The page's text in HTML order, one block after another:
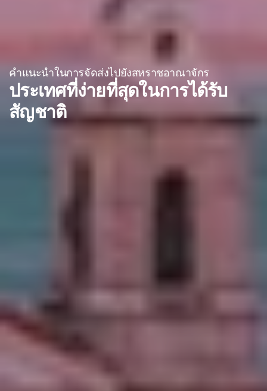
คำแนะนำในการจัดส่งไปยังสหราชอาณาจักร
ประเทศที่ง่ายที่สุดในการได้รับ
สัญชาติ